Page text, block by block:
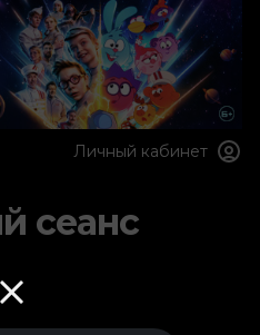
Личный кабинет
сеанс